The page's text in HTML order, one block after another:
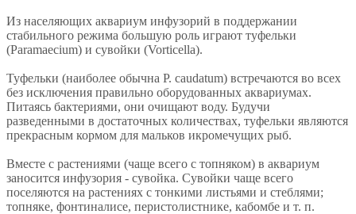
Из населяющих аквариум инфузорий в поддержании
стабильного режима большую роль играют туфельки
(Paramaecium) и сувойки (Vorticella).
Туфельки (наиболее обычна Р. caudatum) встречаются во всех
без исключения правильно оборудованных аквариумах.
Питаясь бактериями, они очищают воду. Будучи
разведенными в достаточных количествах, туфельки являются
прекрасным кормом для мальков икромечущих рыб.
Вместе с растениями (чаще всего с топняком) в аквариум
заносится инфузория - сувойка. Сувойки чаще всего
поселяются на растениях с тонкими листьями и стеблями;
топняке, фонтиналисе, перистолистнике, кабомбе и т. п.